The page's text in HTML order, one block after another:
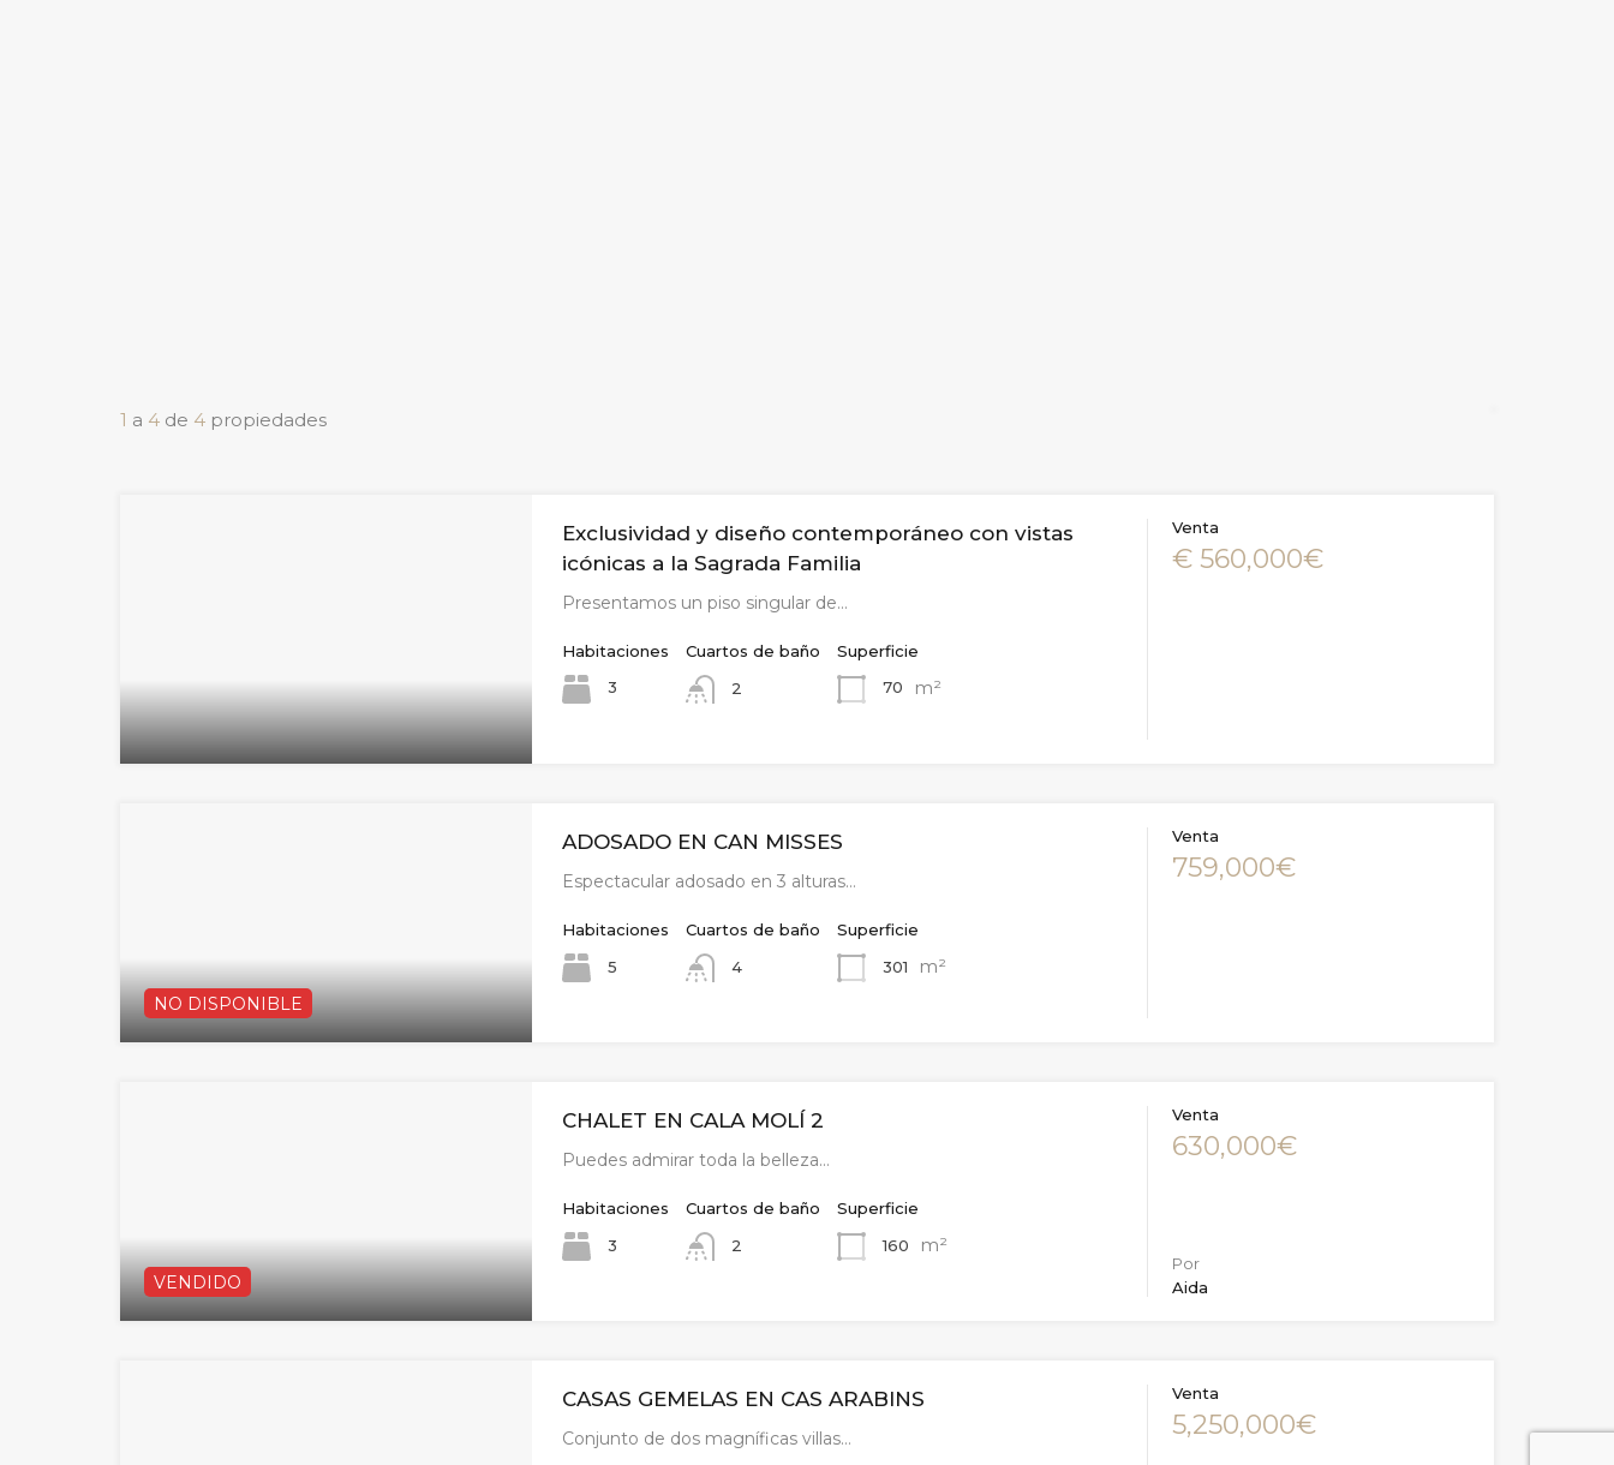
1 a 4 de 4 propiedades
Exclusividad y diseño contemporáneo con vistas
icónicas a la Sagrada Familia
Presentamos un piso singular de…
Habitaciones
3
Cuartos de baño
2
Superficie
70
m²
Venta
€ 560,000€
NO DISPONIBLE
ADOSADO EN CAN MISSES
Espectacular adosado en 3 alturas…
Habitaciones
5
Cuartos de baño
4
Superficie
301
m²
Venta
759,000€
VENDIDO
CHALET EN CALA MOLÍ 2
Puedes admirar toda la belleza…
Habitaciones
3
Cuartos de baño
2
Superficie
160
m²
Venta
630,000€
Por
Aida
CASAS GEMELAS EN CAS ARABINS
Conjunto de dos magníficas villas…
Venta
5,250,000€